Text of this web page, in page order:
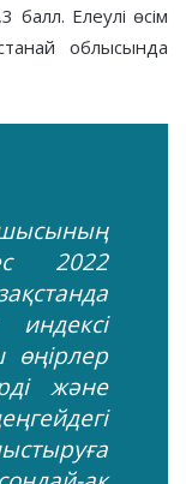
Елеулі өсім
облысында
2022
өңірлер
және